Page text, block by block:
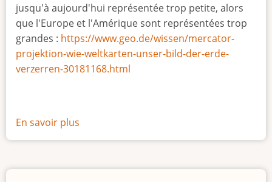
jusqu'à aujourd'hui représentée trop petite, alors
que l'Europe et l'Amérique sont représentées trop
grandes : https://www.geo.de/wissen/mercator-
projektion-wie-weltkarten-unser-bild-der-erde-
verzerren-30181168.html
En savoir plus
La
taille